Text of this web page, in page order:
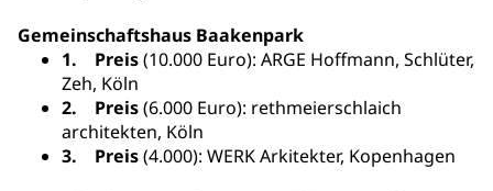
Gemeinschaftshaus Baakenpark
1. Preis(10.000 Euro): ARGE Hoffmann, Schlüter,
Zeh, Köln
2. Preis(6.000 Euro): rethmeierschlaich
architekten, Köln
3. Preis(4.000): WERK Arkitekter, Kopenhagen